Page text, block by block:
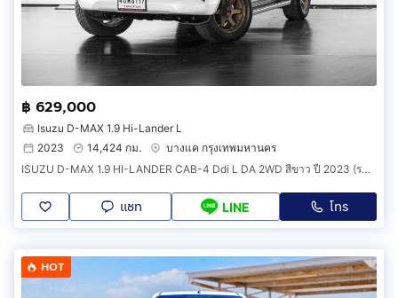
฿ 629,000
Isuzu D-MAX 1.9 Hi-Lander L
2023
14,424 กม.
บางแค กรุงเทพมหานคร
ISUZU D-MAX 1.9 HI-LANDER CAB-4 Ddi L DA 2WD สีขาว ปี 2023 (รหัส 88V14)
แชท LINE โทร
HOT